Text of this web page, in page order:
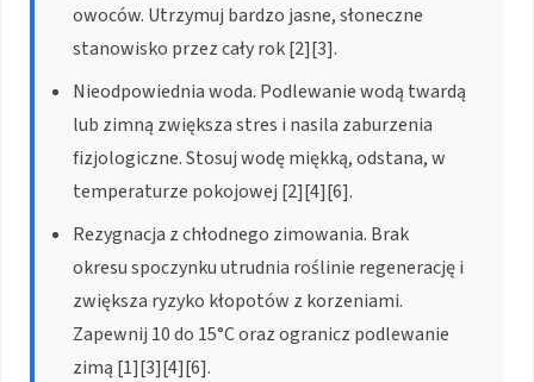
owoców. Utrzymuj bardzo jasne, słoneczne
stanowisko przez cały rok [2][3].
Nieodpowiednia woda. Podlewanie wodą twardą
lub zimną zwiększa stres i nasila zaburzenia
fizjologiczne. Stosuj wodę miękką, odstana, w
temperaturze pokojowej [2][4][6].
Rezygnacja z chłodnego zimowania. Brak
okresu spoczynku utrudnia roślinie regenerację i
zwiększa ryzyko kłopotów z korzeniami.
Zapewnij 10 do 15°C oraz ogranicz podlewanie
zimą [1][3][4][6].